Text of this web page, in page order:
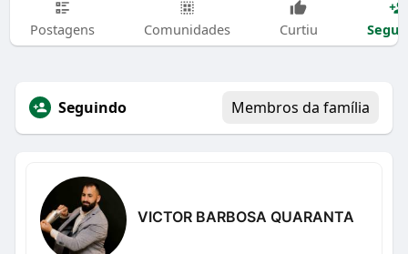
Postagens Comunidades Curtiu
Seguindo Membros da família
VICTOR BARBOSA QUARANTA